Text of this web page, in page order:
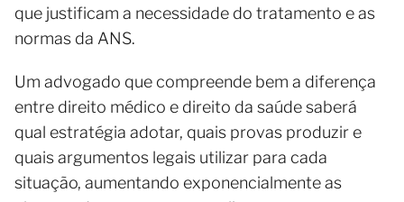
que justificam a necessidade do tratamento e as
normas da ANS.
Um advogado que compreende bem a diferença
entre direito médico e direito da saúde saberá
qual estratégia adotar, quais provas produzir e
quais argumentos legais utilizar para cada
situação, aumentando exponencialmente as